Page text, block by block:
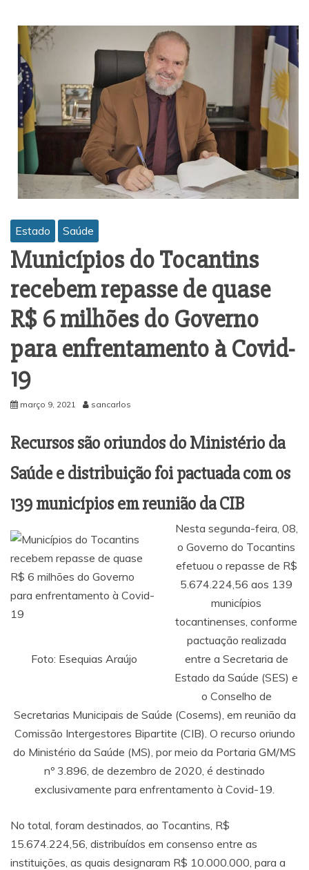
Estado Saúde
Municípios do Tocantins
recebem repasse de quase
R$ 6 milhões do Governo
para enfrentamento à Covid-
19
março 9, 2021 sancarlos
Recursos são oriundos do Ministério da
Saúde e distribuição foi pactuada com os
139 municípios em reunião da CIB
Foto: Esequias Araújo
Nesta segunda-feira, 08,
o Governo do Tocantins
efetuou o repasse de R$
5.674.224,56 aos 139
municípios
tocantinenses, conforme
pactuação realizada
entre a Secretaria de
Estado da Saúde (SES) e
o Conselho de
Secretarias Municipais de Saúde (Cosems), em reunião da
Comissão Intergestores Bipartite (CIB). O recurso oriundo
do Ministério da Saúde (MS), por meio da Portaria GM/MS
nº 3.896, de dezembro de 2020, é destinado
exclusivamente para enfrentamento à Covid-19.
No total, foram destinados, ao Tocantins, R$
15.674.224,56, distribuídos em consenso entre as
instituições, as quais designaram R$ 10.000.000, para a